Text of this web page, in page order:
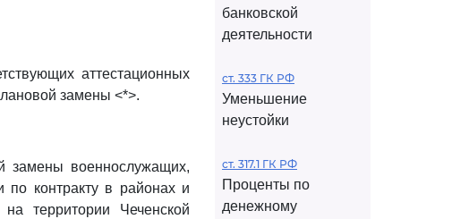
аттестационных
замены <*>.
замены военнослужащих,
контракту в районах и
территории Чеченской
банковской
деятельности
ст. 333 ГК РФ
Уменьшение
неустойки
ст. 317.1 ГК РФ
Проценты по
денежному